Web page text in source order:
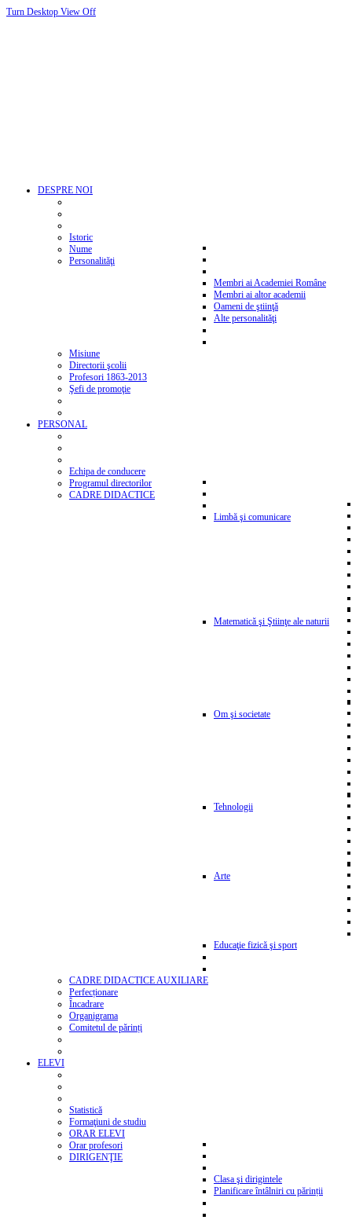
Turn Desktop View Off
DESPRE NOI
Istoric
Nume
Personalităţi
Membri ai Academiei Române
Membri ai altor academii
Oameni de ştiinţă
Alte personalităţi
Misiune
Directorii şcolii
Profesori 1863-2013
Şefi de promoţie
PERSONAL
Echipa de conducere
Programul directorilor
CADRE DIDACTICE
Limbă şi comunicare
Matematică şi Ştiinţe ale naturii
Om şi societate
Tehnologii
Arte
Educaţie fizică şi sport
CADRE DIDACTICE AUXILIARE
Perfecționare
Încadrare
Organigrama
Comitetul de părinți
ELEVI
Statistică
Formaţiuni de studiu
ORAR ELEVI
Orar profesori
DIRIGENŢIE
Clasa şi dirigintele
Planificare întâlniri cu părinții